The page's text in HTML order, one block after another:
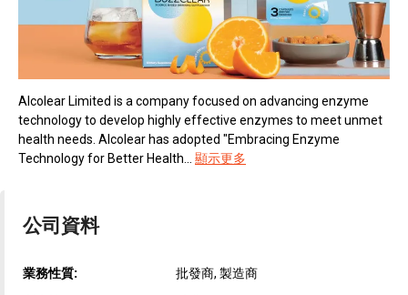
Alcolear Limited is a company focused on advancing enzyme
technology to develop highly effective enzymes to meet unmet
health needs. Alcolear has adopted "Embracing Enzyme
Technology for Better Health... 顯示更多
公司資料
業務性質: 批發商, 製造商